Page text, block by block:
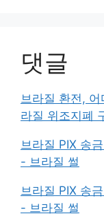
댓글
브라질 환전,
라질 위조지폐
브라질 PIX 송
- 브라질 썰
브라질 PIX 송
- 브라질 썰